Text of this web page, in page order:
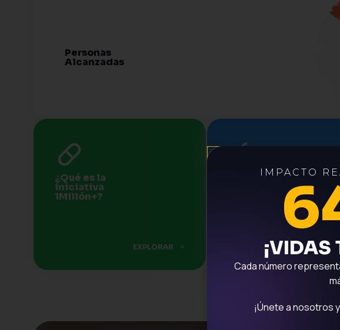
Personas
Alcanzadas
¿Qué es la
iniciativa
1Millón+?
EXPLORAR
Conoce másIMPACTO
Cada número
¡Únete a nosotros